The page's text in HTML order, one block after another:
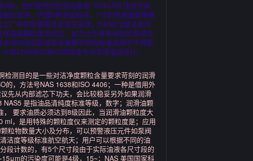
级，他们使用的检测设备是 “GYKLDB 油液污染
比较好，内置6种测试标准，7寸彩色液晶屏带触
厂中实际使用开式液压系统，NAS812级没有问
油品颗粒度测试仪，如力士乐就有相应的测试仪
适的测试标准至关重要不同的标准适用于不同类
和GJB420B标准专为军用油液设计，
测目的是一些对洁净度颗粒含量要求苛刻的润滑
的，方法号NAS 1638和ISO 4406；一种是借用外
先从内部滤芯下功夫，会比较稳妥另外如果润滑
是指油品清纯度标准等级，数字；润滑油颗
要求油质必须达到8级因此，当润滑油颗粒度大
，是用特殊的颗粒度仪来测定的颗粒度是；应用
粒物数量大小及分布，可以预警液压元件如泵阀
洁度等级标准航空航天；用户可以根据不同的油
段计数的，有5个尺寸段由于实际油液各尺寸段的
的污染度可能是4级，15~；NAS 美国国家科